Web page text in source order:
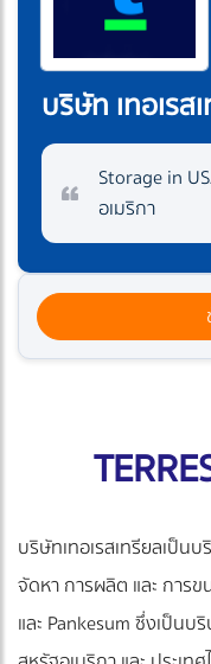
บริษัท เทอเรส
Storage in
อเมริกา
บริษัทเทอเรสเทรียลเป็น
จัดหา การผลิต และ การข
และ Pankesum ซึ่งเป็นบ